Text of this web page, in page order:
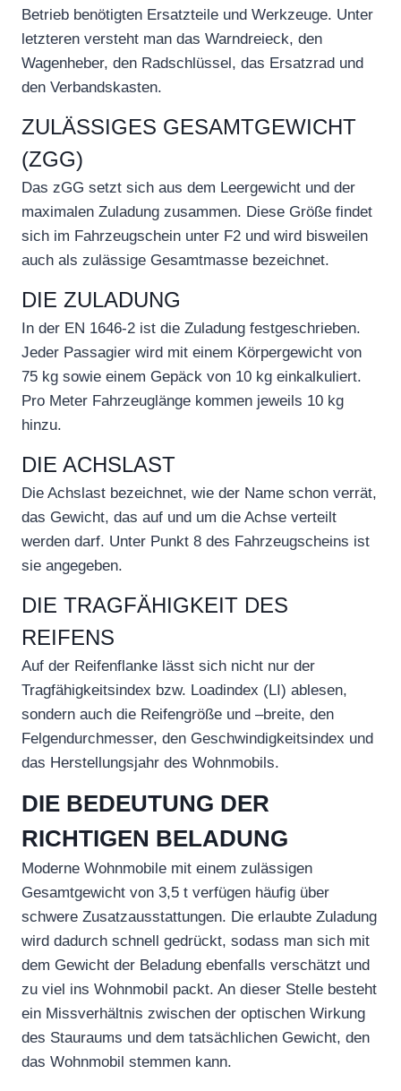
Betrieb benötigten Ersatzteile und Werkzeuge. Unter
letzteren versteht man das Warndreieck, den
Wagenheber, den Radschlüssel, das Ersatzrad und
den Verbandskasten.
ZULÄSSIGES GESAMTGEWICHT
(ZGG)
Das zGG setzt sich aus dem Leergewicht und der
maximalen Zuladung zusammen. Diese Größe findet
sich im Fahrzeugschein unter F2 und wird bisweilen
auch als zulässige Gesamtmasse bezeichnet.
DIE ZULADUNG
In der EN 1646-2 ist die Zuladung festgeschrieben.
Jeder Passagier wird mit einem Körpergewicht von
75 kg sowie einem Gepäck von 10 kg einkalkuliert.
Pro Meter Fahrzeuglänge kommen jeweils 10 kg
hinzu.
DIE ACHSLAST
Die Achslast bezeichnet, wie der Name schon verrät,
das Gewicht, das auf und um die Achse verteilt
werden darf. Unter Punkt 8 des Fahrzeugscheins ist
sie angegeben.
DIE TRAGFÄHIGKEIT DES
REIFENS
Auf der Reifenflanke lässt sich nicht nur der
Tragfähigkeitsindex bzw. Loadindex (LI) ablesen,
sondern auch die Reifengröße und –breite, den
Felgendurchmesser, den Geschwindigkeitsindex und
das Herstellungsjahr des Wohnmobils.
DIE BEDEUTUNG DER
RICHTIGEN BELADUNG
Moderne Wohnmobile mit einem zulässigen
Gesamtgewicht von 3,5 t verfügen häufig über
schwere Zusatzausstattungen. Die erlaubte Zuladung
wird dadurch schnell gedrückt, sodass man sich mit
dem Gewicht der Beladung ebenfalls verschätzt und
zu viel ins Wohnmobil packt. An dieser Stelle besteht
ein Missverhältnis zwischen der optischen Wirkung
des Stauraums und dem tatsächlichen Gewicht, den
das Wohnmobil stemmen kann.